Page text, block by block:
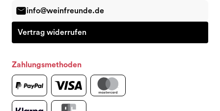
info@weinfreunde.de
Vertrag widerrufen
Zahlungsmethoden